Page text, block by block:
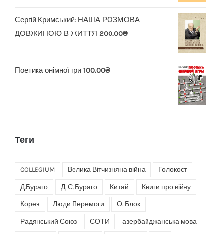
Сергій Кримський: НАША РОЗМОВА
ДОВЖИНОЮ В ЖИТТЯ 200.00₴
Поетика онімної гри 100.00₴
Теги
COLLEGIUM Велика Вітчизняна війна Голокост
Д.Бураго Д. С. Бураго Китай Книги про війну
Корея Люди Перемоги О. Блок
Радянський Союз СОТИ азербайджанська мова